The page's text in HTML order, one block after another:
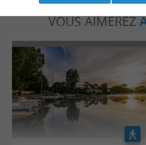
VOUS AIMEREZ